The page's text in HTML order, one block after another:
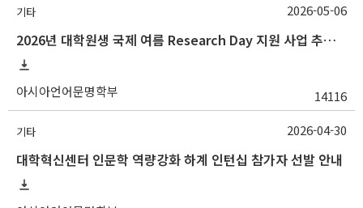
기타
2026년 대학원생 국제 여름 Research Day 지원 사업 추가 모집 안내
아시아언어문명학부 14116
2026-05-06
기타
대학혁신센터 인문학 역량강화 하계 인턴십 참가자 선발 안내
2026-04-30